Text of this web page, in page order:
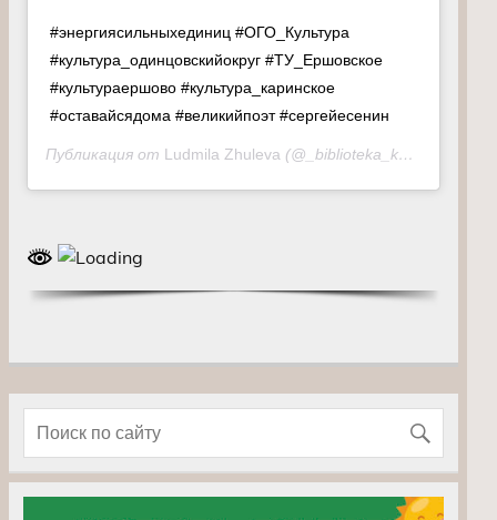
#энергиясильныхединиц #ОГО_Культура
#культура_одинцовскийокруг #ТУ_Ершовское
#культураершово #культура_каринское
#оставайсядома #великийпоэт #сергейесенин
Публикация от Ludmila Zhuleva (@_biblioteka_karinskoe)